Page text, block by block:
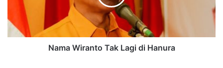
Nama Wiranto Tak Lagi di Hanura